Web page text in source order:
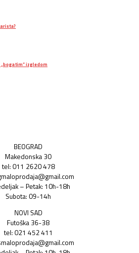
izgledom
BEOGRAD
Makedonska 30
tel: 011 2620 478
– Petak: 10h-18h
Subota: 09-14h
NOVI SAD
Futoška 36-38
tel: 021 452 411